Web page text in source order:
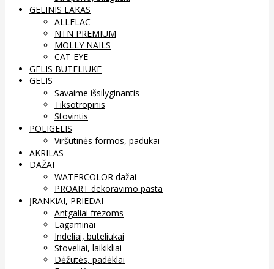
GELINIS LAKAS
ALLELAC
NTN PREMIUM
MOLLY NAILS
CAT EYE
GELIS BUTELIUKE
GELIS
Savaime išsilyginantis
Tiksotropinis
Stovintis
POLIGELIS
Viršutinės formos, padukai
AKRILAS
DAŽAI
WATERCOLOR dažai
PROART dekoravimo pasta
ĮRANKIAI, PRIEDAI
Antgaliai frezoms
Lagaminai
Indeliai, buteliukai
Stoveliai, laikikliai
Dėžutės, padėklai